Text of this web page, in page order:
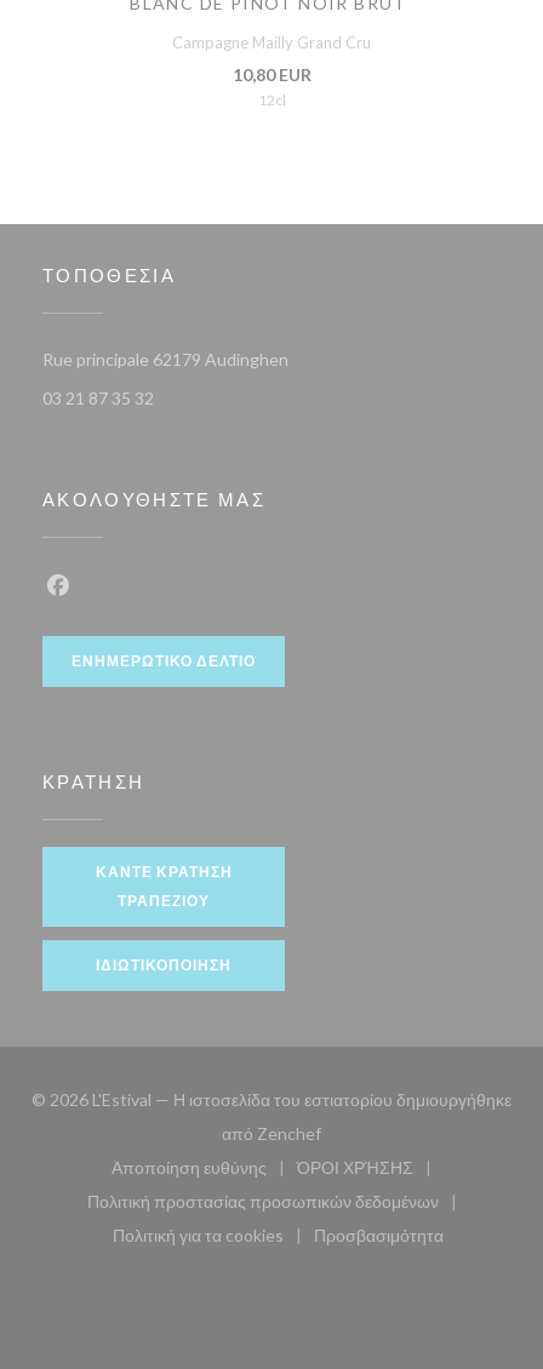
Campagne Mailly Grand Cru
10,80 EUR
12cl
ΤΟΠΟΘΕΣΊΑ
Rue principale 62179 Audinghen
03 21 87 35 32
ΑΚΟΛΟΥΘΉΣΤΕ ΜΑΣ
ΕΝΗΜΕΡΩΤΙΚΌ ΔΕΛΤΊΟ
ΚΡΆΤΗΣΗ
ΚΆΝΤΕ ΚΡΆΤΗΣΗ
ΤΡΑΠΕΖΙΟΎ
ΙΔΙΩΤΙΚΟΠΟΊΗΣΗ
© 2026 L'Estival — Η ιστοσελίδα του εστιατορίου δημιουργήθηκε
από Zenchef((ανοίγει σε νέο παράθυρο))
Αποποίηση ευθύνης
((ανοίγει σε νέο παράθυρο))
ΌΡΟΙ ΧΡΉΣΗΣ
((ανοίγει σε νέο
Πολιτική προστασίας προσωπικών δεδομένων
((ανοίγει σε νέο παράθυρο))
Πολιτική για τα cookies
((ανοίγει σε νέο παράθυρο))
Προσβασιμότητα
((ανοίγει σε νέο